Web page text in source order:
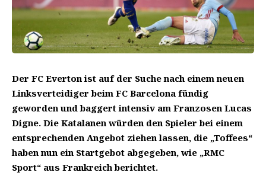
Der FC Everton ist auf der Suche nach einem neuen
Linksverteidiger beim FC Barcelona fündig
geworden und baggert intensiv am Franzosen Lucas
Digne. Die Katalanen würden den Spieler bei einem
entsprechenden Angebot ziehen lassen, die „Toffees“
haben nun ein Startgebot abgegeben, wie „RMC
Sport“ aus Frankreich berichtet.